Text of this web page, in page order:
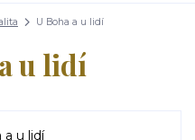
U Boha a u lidí
u lidí